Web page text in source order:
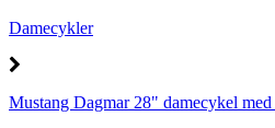
Damecykler
Mustang Dagmar 28" damecykel